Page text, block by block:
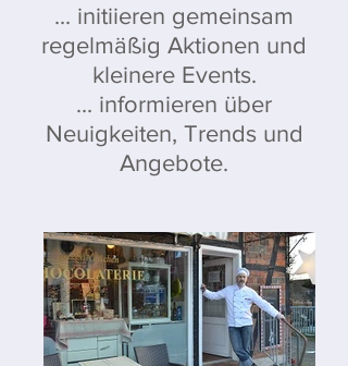
... initiieren gemeinsam
regelmäßig Aktionen und
kleinere Events.
... informieren über
Neuigkeiten, Trends und
Angebote.